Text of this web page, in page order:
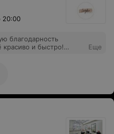
Благодарю от себя и
и клиентов за
и использование
прекрасной
20:00
благодарность
отношение к
Еще